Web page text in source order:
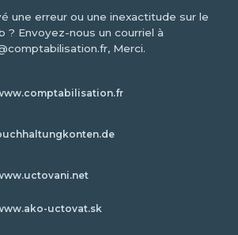
une erreur ou une inexactitude sur le
? Envoyez-nous un courriel à
Merci.
uctovat.sk